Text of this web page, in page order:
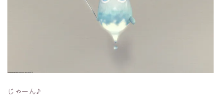
じゃーん♪